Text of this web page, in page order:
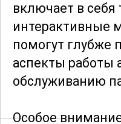
включает в себя
интерактивные
помогут глубже
аспекты работы
обслуживанию
Особое